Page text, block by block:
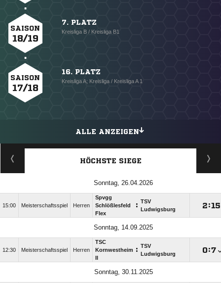
SAISON
18/19
7. PLATZ
Kreisliga B / Kreisliga B1
SAISON
17/18
16. PLATZ
Kreisliga A; Kreisliga / Kreisliga A 1
ALLE ANZEIGEN
HÖCHSTE SIEGE
Sonntag, 26.04.2026
15:00 Meisterschaftsspiel Herren
Spvgg
Schlößlesfeld
Flex
: TSV
Ludwigsburg
:
Sonntag, 14.09.2025
12:30 Meisterschaftsspiel Herren
TSC
Kornwestheim : TSV
Ludwigsburg
:
Sonntag, 30.11.2025